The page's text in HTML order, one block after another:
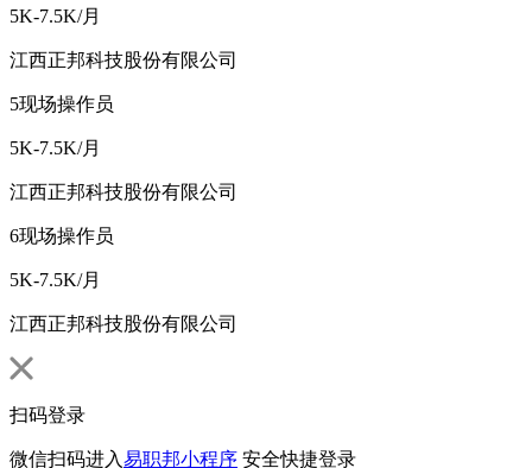
5K-7.5K/月
江西正邦科技股份有限公司
5现场操作员
5K-7.5K/月
江西正邦科技股份有限公司
6现场操作员
5K-7.5K/月
江西正邦科技股份有限公司
扫码登录
微信扫码进入易职邦小程序 安全快捷登录